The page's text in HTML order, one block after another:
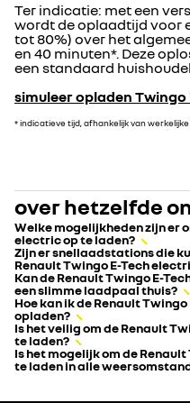
Ter indicatie: met een
wordt de oplaadtijd voor
tot 80%) over het
en 40 minuten*. Deze
een standaard
simuleer opladen Twingo
* indicatieve tijd, afhankelijk van
over hetzelfde
Welke mogelijkheden zijn er
electric op te laden?
Zijn er snellaadstations die
Renault Twingo E-Tech
Kan de Renault Twingo E-
een slimme laadpaal thuis?
Hoe kan ik de Renault
opladen?
Is het veilig om de Renault
te laden?
Is het mogelijk om de
te laden in alle